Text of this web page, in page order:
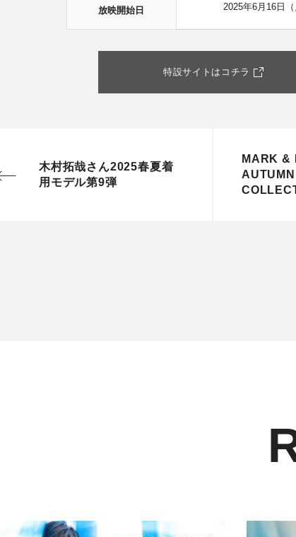
放映開始日 2025年6月16日（
特設サイトはコチラ
木村拓哉さん2025春夏着
用モデル第9弾
MARK &